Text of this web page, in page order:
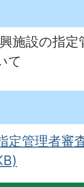
施設の指
て
定管理者審